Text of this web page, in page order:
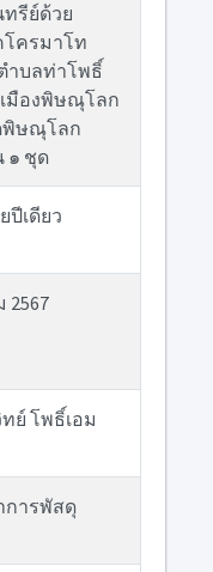
รีย์ด้วย
โครมาโท
ำบลท่าโพธิ์
มืองพิษณุโลก
พิษณุโลก
๑ ชุด
ปีเดียว
2567
ย์ โพธิ์เอม
การพัสดุ